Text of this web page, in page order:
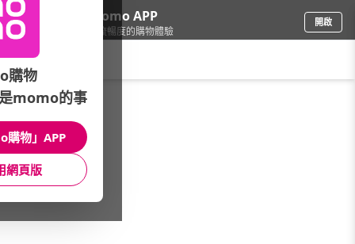
下載momo APP
給你3倍流暢度的購物體驗
開啟
生鮮/滴雞精/滴雞精
館長推薦 月銷量
購物
momo的事
購物」APP
網頁版